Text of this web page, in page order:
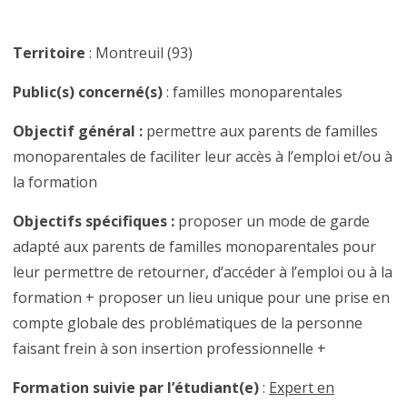
Territoire : Montreuil (93)
Public(s) concerné(s): familles monoparentales
Objectif général : permettre aux parents de familles
monoparentales de faciliter leur accès à l’emploi et/ou à
la formation
Objectifs spécifiques : proposer un mode de garde
adapté aux parents de familles monoparentales pour
leur permettre de retourner, d’accéder à l’emploi ou à la
formation + proposer un lieu unique pour une prise en
compte globale des problématiquesde la personne
faisant frein à son insertion professionnelle +
Formation suivie par l’étudiant(e): Expert en